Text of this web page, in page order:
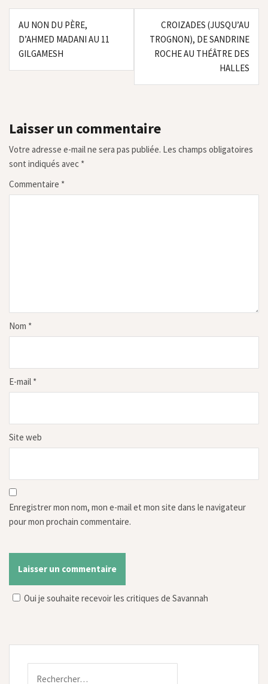
Navigation
de
l’article
AU NON DU PÈRE,
D’AHMED MADANI AU 11
GILGAMESH
CROIZADES (JUSQU’AU
TROGNON), DE SANDRINE
ROCHE AU THÉÂTRE DES
HALLES
Laisser un commentaire
Votre adresse e-mail ne sera pas publiée. Les champs obligatoires
sont indiqués avec *
Commentaire *
Nom *
E-mail *
Site web
Enregistrer mon nom, mon e-mail et mon site dans le navigateur
pour mon prochain commentaire.
Oui je souhaite recevoir les critiques de Savannah